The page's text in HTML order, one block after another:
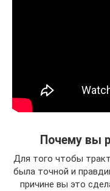
Почему вы
Для того чтобы
была точной и
причине вы это